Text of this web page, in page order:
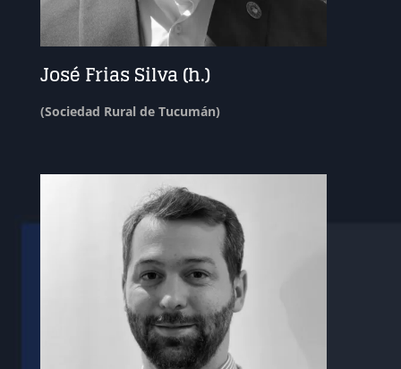
José Frias Silva (h.)
(Sociedad Rural de Tucumán)